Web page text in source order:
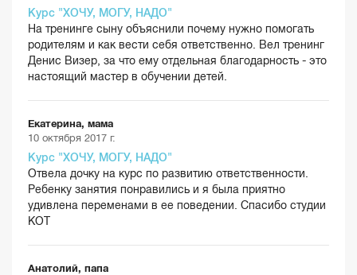
Курс "ХОЧУ, МОГУ, НАДО"
На тренинге сыну объяснили почему нужно помогать
родителям и как вести себя ответственно. Вел тренинг
Денис Визер, за что ему отдельная благодарность - это
настоящий мастер в обучении детей.
Екатерина, мама
10 октября 2017 г.
Курс "ХОЧУ, МОГУ, НАДО"
Отвела дочку на курс по развитию ответственности.
Ребенку занятия понравились и я была приятно
удивлена переменами в ее поведении. Спасибо студии
КОТ
Анатолий, папа